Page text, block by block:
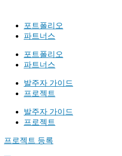
포트폴리오
파트너스
포트폴리오
파트너스
발주자 가이드
프로젝트
발주자 가이드
프로젝트
프로젝트 등록